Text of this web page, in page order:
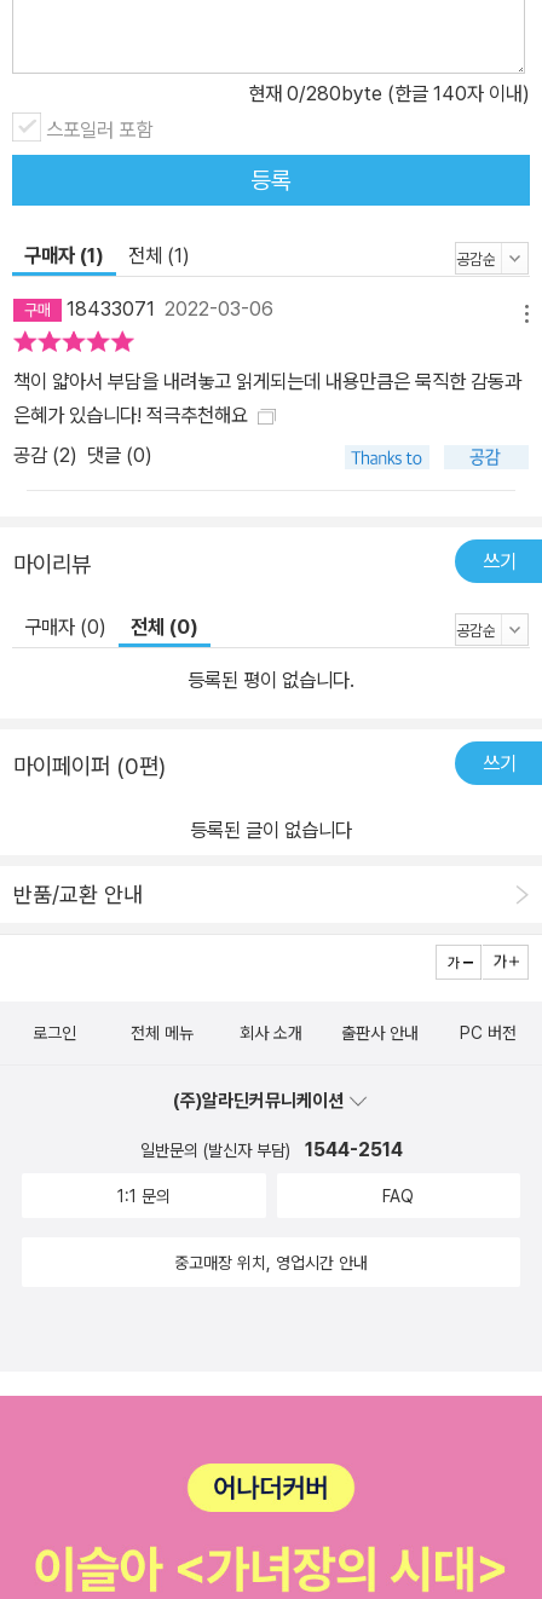
게 살아야 하는가? 내일, 반전의 메시지 바빌론 포로라는 역사를 통
해 알 수 있듯이, 하나님은 그 어떤 비극이나 절망까지도 사용하셔서
유익한 결과를 만들어 내신다. 바빌론 포로가 궁극적으로 하나님의
뜻을 위해서, 그분의 백성들의 참된 승리를 위해 진행된 역사인 것처
럼 우리가 겪는 팬데믹과 위드 코로나 상황도 담담히 기다리며 차분
히 지켜봐야 할 때다. 절망과 시험을 이기기 위해 쉬운 해결책을 찾는
유혹에 빠지지 말아야 한다. 현재의 고난은 위기와 상실의 시대를 사
는 그리스도인들에게 전하는 분별과 안목의 메시지다. 하나님의 궁극
적 목표는 심판이 아니라 사랑과 승리이기 때문이다. “징계는 다 받는
것이거늘 너희에게 없으면 사생자요, 친아들이 아니니라”(히 12:8).
특징 - 박영선 목사의 독특한 통찰과 혜안이 담긴 영적 성장서 - 위드
코로나 시대 상황에 맞닿은 통합 신학적 안목을 갖도록 도움을 줄 책
석을 찾고자 하는 신자 - 고난과 절망의 시대에 희망을 전하고자 고민
하는 목회자, 신학생, 선교단체 간사, 교회 리더 - 박영선 목사를 통해
하나님의 주권과 열심을 깨닫고, 하나님의 자녀로서 참된 신분을 되
현재 0/280byte (한글 140자 이내)
스포일러 포함
등록
구매자 (1) 전체 (1)
18433071 2022-03-06
책이 얇아서 부담을 내려놓고 읽게되는데 내용만큼은 묵직한 감동과
은혜가 있습니다! 적극추천해요
공감 (2) 댓글 (0)
마이리뷰 쓰기
구매자 (0) 전체 (0)
등록된 평이 없습니다.
마이페이퍼 (0편) 쓰기
등록된 글이 없습니다
반품/교환 안내
로그인 전체 메뉴 회사 소개 출판사 안내 PC 버전
(주)알라딘커뮤니케이션
일반문의 (발신자 부담) 1544-2514
1:1 문의 FAQ
중고매장 위치, 영업시간 안내